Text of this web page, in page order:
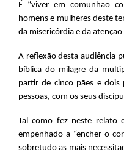
É “viver em comunhão
homens e mulheres deste
da misericórdia e da
A reflexão desta audiência
bíblica do milagre da
partir de cinco pães e
pessoas, com os seus
Tal como fez neste relato
empenhado a “encher o
sobretudo as mais